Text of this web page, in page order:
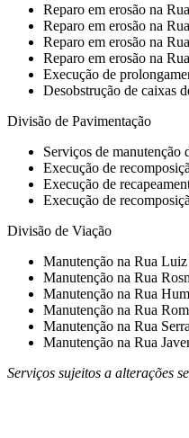
⁠Reparo em erosão na
Reparo em erosão na
Reparo em erosão na
⁠Reparo em erosão na
⁠Execução de
Desobstrução de caixas
Divisão de Pavimentação
Serviços de
⁠Execução de
⁠Execução de
⁠Execução de
Divisão de Viação
⁠Manutenção na Rua
⁠Manutenção na Rua
⁠Manutenção na Rua
Manutenção na Rua
Manutenção na Rua
Manutenção na Rua
Serviços sujeitos a alterações